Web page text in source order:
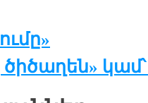
կամ՝